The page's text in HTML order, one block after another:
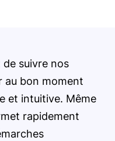
suivre nos
au bon moment
et intuitive. Même
rapidement